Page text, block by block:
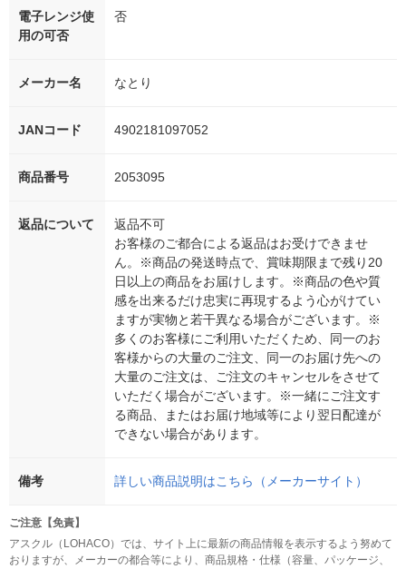
電子レンジ使
用の可否
否
メーカー名 なとり
JANコード 4902181097052
商品番号 2053095
返品について
返品不可
お客様のご都合による返品はお受けできませ
ん。※商品の発送時点で、賞味期限まで残り20
日以上の商品をお届けします。※商品の色や質
感を出来るだけ忠実に再現するよう心がけてい
ますが実物と若干異なる場合がございます。※
多くのお客様にご利用いただくため、同一のお
客様からの大量のご注文、同一のお届け先への
大量のご注文は、ご注文のキャンセルをさせて
いただく場合がございます。※一緒にご注文す
る商品、またはお届け地域等により翌日配達が
できない場合があります。
備考 詳しい商品説明はこちら（メーカーサイト）
ご注意【免責】
アスクル（LOHACO）では、サイト上に最新の商品情報を表示するよう努めて
おりますが、メーカーの都合等により、商品規格・仕様（容量、パッケージ、